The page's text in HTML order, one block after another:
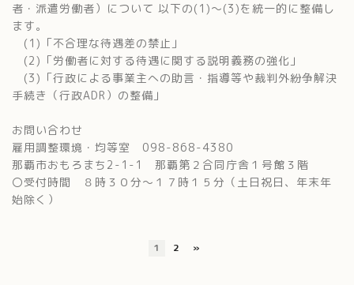
者・派遣労働者）について 以下の(1)～(3)を統一的に整備し
ます。
(1)「不合理な待遇差の禁止」
(2)「労働者に対する待遇に関する説明義務の強化」
(3)「行政による事業主への助言・指導等や裁判外紛争解決
手続き（行政ADR）の整備」
お問い合わせ
雇用調整環境・均等室 098-868-4380
那覇市おもろまち2-1-1 那覇第２合同庁舎１号館３階
〇受付時間 ８時３０分〜１７時１５分（土日祝日、年末年
始除く）
1 2 »